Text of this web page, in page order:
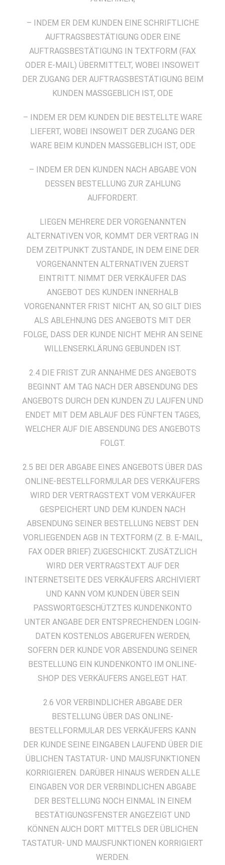
– INDEM ER DEM KUNDEN EINE SCHRIFTLICHE
AUFTRAGSBESTÄTIGUNG ODER EINE
AUFTRAGSBESTÄTIGUNG IN TEXTFORM (FAX
ODER E-MAIL) ÜBERMITTELT, WOBEI INSOWEIT
DER ZUGANG DER AUFTRAGSBESTÄTIGUNG BEIM
KUNDEN MASSGEBLICH IST, ODE
– INDEM ER DEM KUNDEN DIE BESTELLTE WARE
LIEFERT, WOBEI INSOWEIT DER ZUGANG DER
WARE BEIM KUNDEN MASSGEBLICH IST, ODE
– INDEM ER DEN KUNDEN NACH ABGABE VON
DESSEN BESTELLUNG ZUR ZAHLUNG
AUFFORDERT.
LIEGEN MEHRERE DER VORGENANNTEN
ALTERNATIVEN VOR, KOMMT DER VERTRAG IN
DEM ZEITPUNKT ZUSTANDE, IN DEM EINE DER
VORGENANNTEN ALTERNATIVEN ZUERST
EINTRITT. NIMMT DER VERKÄUFER DAS
ANGEBOT DES KUNDEN INNERHALB
VORGENANNTER FRIST NICHT AN, SO GILT DIES
ALS ABLEHNUNG DES ANGEBOTS MIT DER
FOLGE, DASS DER KUNDE NICHT MEHR AN SEINE
WILLENSERKLÄRUNG GEBUNDEN IST.
2.4 DIE FRIST ZUR ANNAHME DES ANGEBOTS
BEGINNT AM TAG NACH DER ABSENDUNG DES
ANGEBOTS DURCH DEN KUNDEN ZU LAUFEN UND
ENDET MIT DEM ABLAUF DES FÜNFTEN TAGES,
WELCHER AUF DIE ABSENDUNG DES ANGEBOTS
FOLGT.
2.5 BEI DER ABGABE EINES ANGEBOTS ÜBER DAS
ONLINE-BESTELLFORMULAR DES VERKÄUFERS
WIRD DER VERTRAGSTEXT VOM VERKÄUFER
GESPEICHERT UND DEM KUNDEN NACH
ABSENDUNG SEINER BESTELLUNG NEBST DEN
VORLIEGENDEN AGB IN TEXTFORM (Z. B. E-MAIL,
FAX ODER BRIEF) ZUGESCHICKT. ZUSÄTZLICH
WIRD DER VERTRAGSTEXT AUF DER
INTERNETSEITE DES VERKÄUFERS ARCHIVIERT
UND KANN VOM KUNDEN ÜBER SEIN
PASSWORTGESCHÜTZTES KUNDENKONTO
UNTER ANGABE DER ENTSPRECHENDEN LOGIN-
DATEN KOSTENLOS ABGERUFEN WERDEN,
SOFERN DER KUNDE VOR ABSENDUNG SEINER
BESTELLUNG EIN KUNDENKONTO IM ONLINE-
SHOP DES VERKÄUFERS ANGELEGT HAT.
2.6 VOR VERBINDLICHER ABGABE DER
BESTELLUNG ÜBER DAS ONLINE-
BESTELLFORMULAR DES VERKÄUFERS KANN
DER KUNDE SEINE EINGABEN LAUFEND ÜBER DIE
ÜBLICHEN TASTATUR- UND MAUSFUNKTIONEN
KORRIGIEREN. DARÜBER HINAUS WERDEN ALLE
EINGABEN VOR DER VERBINDLICHEN ABGABE
DER BESTELLUNG NOCH EINMAL IN EINEM
BESTÄTIGUNGSFENSTER ANGEZEIGT UND
KÖNNEN AUCH DORT MITTELS DER ÜBLICHEN
TASTATUR- UND MAUSFUNKTIONEN KORRIGIERT
WERDEN.